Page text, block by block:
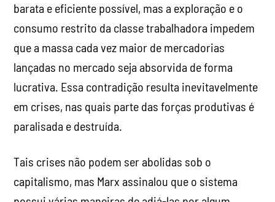
barata e eficiente possível, mas a exploração e o
consumo restrito da classe trabalhadora impedem
que a massa cada vez maior de mercadorias
lançadas no mercado seja absorvida de forma
lucrativa. Essa contradição resulta inevitavelmente
em crises, nas quais parte das forças produtivas é
paralisada e destruída.
Tais crises não podem ser abolidas sob o
capitalismo, mas Marx assinalou que o sistema